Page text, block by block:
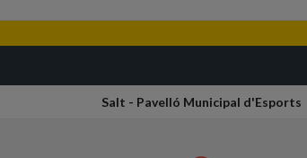
Salt - Pavelló Municipal d'Esports